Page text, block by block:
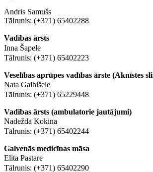
Andris Samušs
Tālrunis: (+371) 65402288
Vadības ārsts
Inna Šapele
Tālrunis: (+371) 65402223
Veselības aprūpes vadības ārste (Aknīstes
Nata Gaibišele
Tālrunis: (+371) 65229448
Vadības ārsts (ambulatorie jautājumi)
Nadežda Kokina
Tālrunis: (+371) 65402244
Galvenās medicīnas māsa
Elita Pastare
Tālrunis: (+371) 65402290